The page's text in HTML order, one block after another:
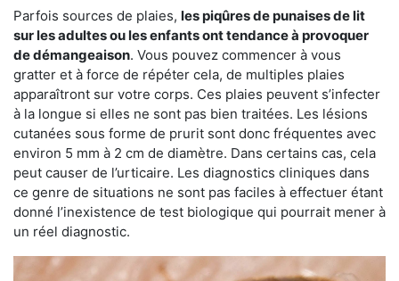
Parfois sources de plaies, les piqûres de punaises de lit
sur les adultes ou les enfants ont tendance à provoquer
de démangeaison. Vous pouvez commencer à vous
gratter et à force de répéter cela, de multiples plaies
apparaîtront sur votre corps. Ces plaies peuvent s’infecter
à la longue si elles ne sont pas bien traitées. Les lésions
cutanées sous forme de prurit sont donc fréquentes avec
environ 5 mm à 2 cm de diamètre. Dans certains cas, cela
peut causer de l’urticaire. Les diagnostics cliniques dans
ce genre de situations ne sont pas faciles à effectuer étant
donné l’inexistence de test biologique qui pourrait mener à
un réel diagnostic.